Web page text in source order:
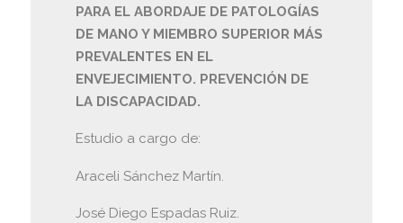
PARA EL ABORDAJE DE PATOLOGÍAS
DE MANO Y MIEMBRO SUPERIOR MÁS
PREVALENTES EN EL
ENVEJECIMIENTO. PREVENCIÓN DE
LA DISCAPACIDAD.
Estudio a cargo de:
Araceli Sánchez Martín.
José Diego Espadas Ruiz.